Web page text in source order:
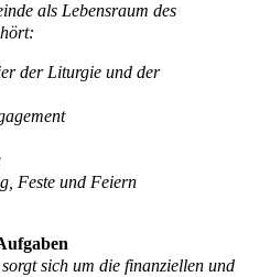
als Lebensraum des
der Liturgie und der
Feste und Feiern
sich um die finanziellen und